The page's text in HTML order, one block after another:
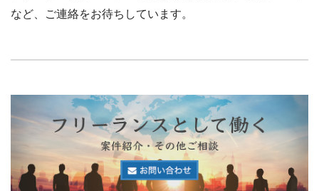
など、ご連絡をお待ちしています。